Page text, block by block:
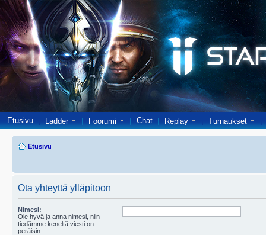
Etusivu Ladder Foorumi Chat Replay Turnaukset
Etusivu
Ota yhteyttä ylläpitoon
Nimesi:
Ole hyvä ja anna nimesi, niin
tiedämme keneltä viesti on
peräisin.